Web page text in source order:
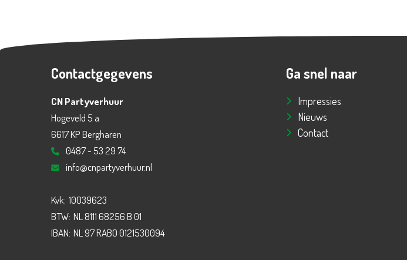
Contactgegevens
CN Partyverhuur
Hogeveld 5 a
6617 KP Bergharen
0487 - 53 29 74
info@cnpartyverhuur.nl
Kvk: 10039623
BTW: NL 8111 68256 B 01
IBAN: NL 97 RABO 0121530094
Ga snel naar
Impressies
Nieuws
Contact